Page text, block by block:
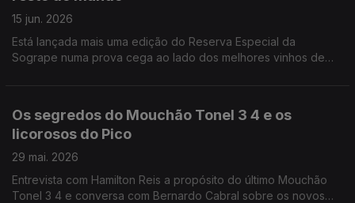
15 jun. 2026
Está lançada mais uma edição do Reserva Especial da
Sogrape numa prova cega ao lado dos melhores vinhos de
Os segredos do Mouchão Tonel 3 4 e os
licorosos do Pico
29 mai. 2026
Entrevista com Hamilton Reis a propósito do último Mouchão
Tonel 3 4 e conversa com Bernardo Cabral sobre os novos